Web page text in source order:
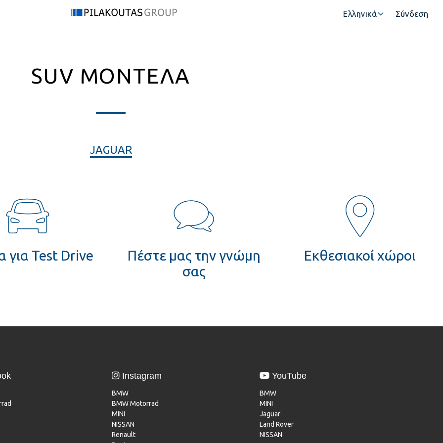
Ελληνικά Σύνδεση
SUV ΜΟΝΤΕΛΑ
JAGUAR
για Test Drive
Πέστε μας την γνώμη
σας
Εκθεσιακοί χώροι
Instagram
BMW
BMW Motorrad
MINI
NISSAN
Renault
YouTube
BMW
MINI
Jaguar
Land Rover
NISSAN